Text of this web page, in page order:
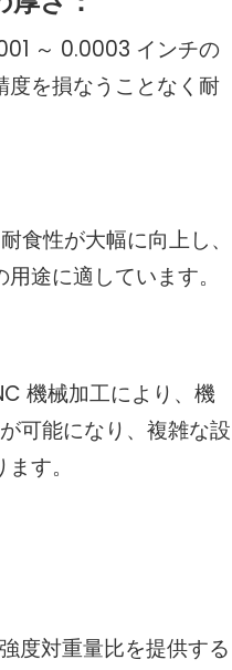
～ 0.0003 インチの
を損なうことなく耐
食性が大幅に向上し、
途に適しています。
機械加工により、機
可能になり、複雑な設
す。
度対重量比を提供する